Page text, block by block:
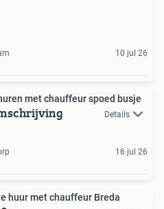
10 jul 26
met chauffeur spoed busje
Details
16 jul 26
huur met chauffeur Breda